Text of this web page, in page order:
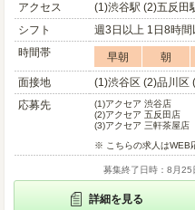
アクセス
(1)渋谷駅 (2)五反田
シフト
週3日以上 1日8時間
時間帯
早朝 朝
面接地
(1)渋谷区 (2)品川区
応募先
(1)アクセア 渋谷店
(2)アクセア 五反田店
(3)アクセア 三軒茶屋店
※ こちらの求人はWEB
募集終了日時：8月25
詳細を見る